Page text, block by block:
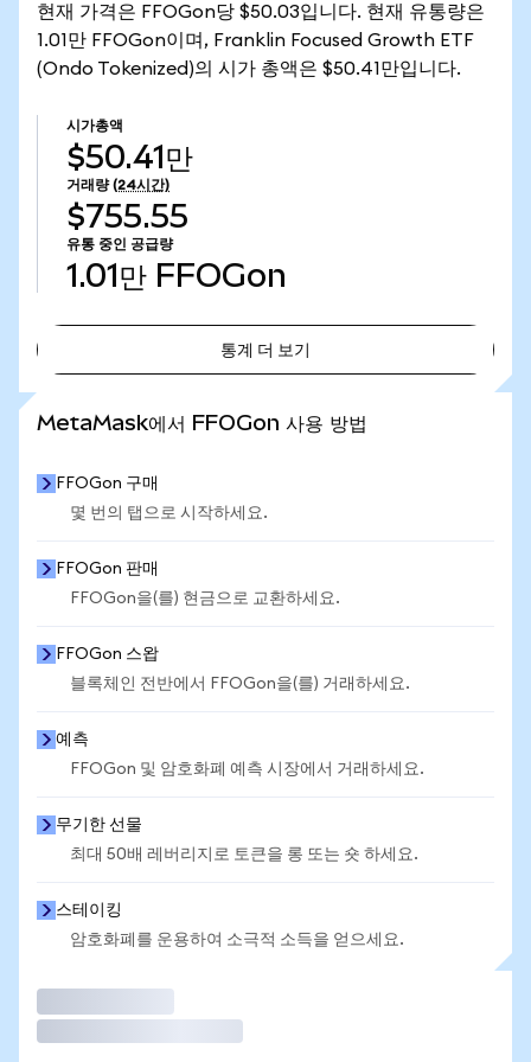
현재 가격은 FFOGon당 $50.03입니다. 현재 유통량은
1.01만 FFOGon이며, Franklin Focused Growth ETF
(Ondo Tokenized)의 시가 총액은 $50.41만입니다.
시가총액
$50.41만
거래량 (24시간)
$755.55
유통 중인 공급량
1.01만 FFOGon
통계 더 보기
MetaMask에서 FFOGon 사용 방법
FFOGon 구매
몇 번의 탭으로 시작하세요.
FFOGon 판매
FFOGon을(를) 현금으로 교환하세요.
FFOGon 스왑
블록체인 전반에서 FFOGon을(를) 거래하세요.
예측
FFOGon 및 암호화폐 예측 시장에서 거래하세요.
무기한 선물
최대 50배 레버리지로 토큰을 롱 또는 숏 하세요.
스테이킹
암호화폐를 운용하여 소극적 소득을 얻으세요.